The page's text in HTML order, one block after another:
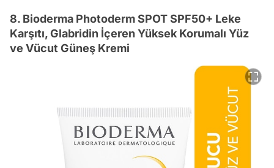
8. Bioderma Photoderm SPOT SPF50+ Leke
Karşıtı, Glabridin İçeren Yüksek Korumalı Yüz
ve Vücut Güneş Kremi